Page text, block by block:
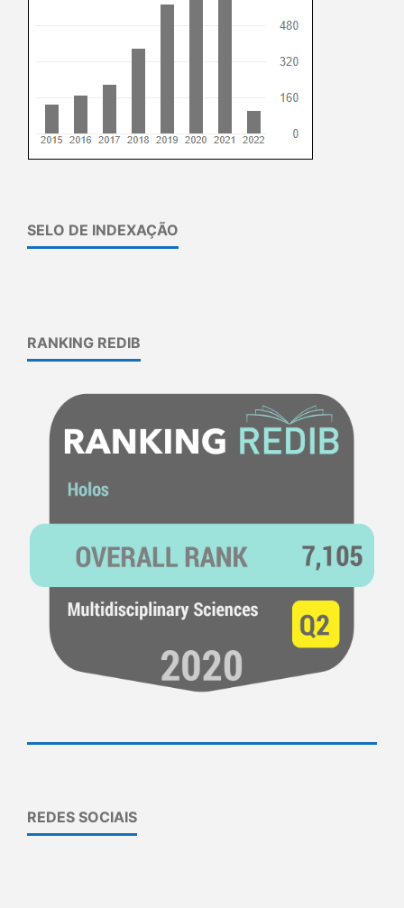
SELO DE INDEXAÇÃO
RANKING REDIB
REDES SOCIAIS